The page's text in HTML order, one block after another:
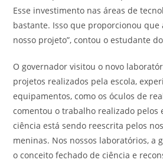
Esse investimento nas áreas de
bastante. Isso que proporcionou que
nosso projeto”, contou o estudante
O governador visitou o novo
projetos realizados pela escola,
equipamentos, como os óculos de
comentou o trabalho realizado pelos
ciência está sendo reescrita pelos
meninas. Nos nossos laboratórios, a
o conceito fechado de ciência e